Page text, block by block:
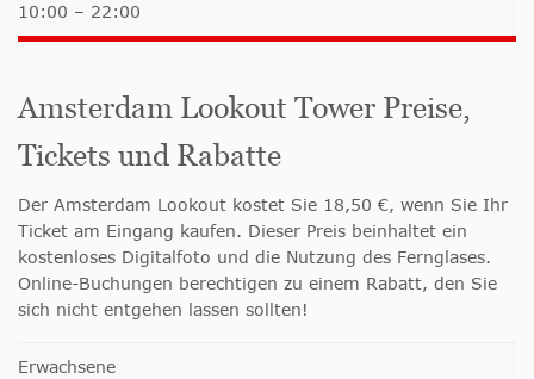
10:00 – 22:00
Amsterdam Lookout Tower Preise,
Tickets und Rabatte
Der Amsterdam Lookout kostet Sie 18,50 €, wenn Sie Ihr
Ticket am Eingang kaufen. Dieser Preis beinhaltet ein
kostenloses Digitalfoto und die Nutzung des Fernglases.
Online-Buchungen berechtigen zu einem Rabatt, den Sie
sich nicht entgehen lassen sollten!
Erwachsene